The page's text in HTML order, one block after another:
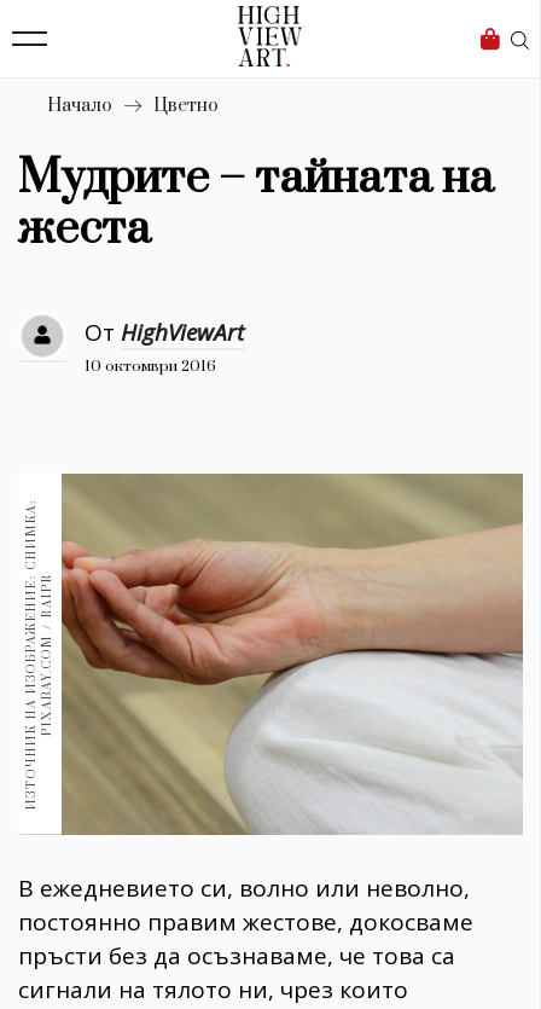
Бизнес
Мода
Dialogue
Изкуство
4340
Красота
777
Книги
30+ 1970
Гурме 1710
Пътувай
237
Здраве 389
Gentlemen
Wellness
1817
Начало Цветно
Мудрите – тайната на
жеста
От HighViewArt
10 октомври 2016
И
З
Т
О
Ч
Н
И
К
Н
А
И
З
О
Б
Р
А
Ж
Е
Н
И
Е:
С
Н
И
М
К
А
:
P
I
X
A
B
A
Y
.
C
O
M
/
R
A
I
PR
В ежедневието си, волно или неволно,
постоянно правим жестове, докосваме
пръсти без да осъзнаваме, че това са
сигнали на тялото ни, чрез които